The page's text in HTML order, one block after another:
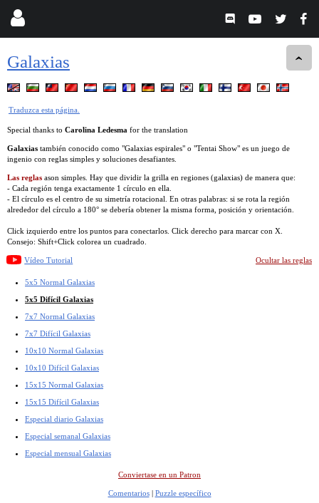
Galaxias
Traduzca esta página.
Special thanks to Carolina Ledesma for the translation
Galaxias también conocido como "Galaxias espirales" o "Tentai Show" es un juego de
ingenio con reglas simples y soluciones desafiantes.
Las reglas ason simples. Hay que dividir la grilla en regiones (galaxias) de manera que:
- Cada región tenga exactamente 1 círculo en ella.
- El círculo es el centro de su simetría rotacional. En otras palabras: si se rota la región
alrededor del círculo a 180° se debería obtener la misma forma, posición y orientación.
Click izquierdo entre los puntos para conectarlos. Click derecho para marcar con X.
Consejo: Shift+Click colorea un cuadrado.
Vídeo Tutorial Ocultar las reglas
5x5 Normal Galaxias
5x5 Difícil Galaxias
7x7 Normal Galaxias
7x7 Difícil Galaxias
10x10 Normal Galaxias
10x10 Difícil Galaxias
15x15 Normal Galaxias
15x15 Difícil Galaxias
Especial diario Galaxias
Especial semanal Galaxias
Especial mensual Galaxias
Conviertase en un Patron
Comentarios| Puzzle específico